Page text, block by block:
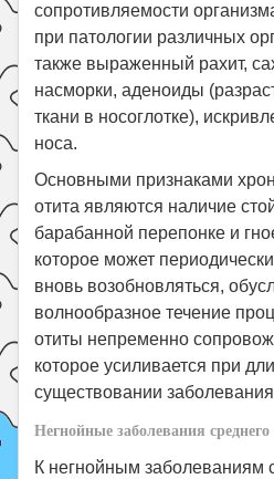
сопротивляемости
при патологии различных
также выраженный рахит,
насморки, аденоиды
ткани в носоглотке),
носа.
Основными признаками
отита являются наличие
барабанной перепонке и
которое может
вновь возобновляться,
волнообразное течение
отиты непременно
которое усиливается при
существовании
Негнойные заболевания среднего
К негнойным заболеваниям